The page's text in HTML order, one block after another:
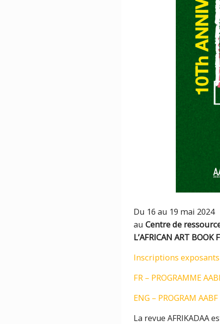
Du 16 au 19 mai 2024
au Centre de
L’AFRICAN ART
Inscriptions exposants
FR – PROGRAMME
ENG – PROGRAM
La revue AFRIKADAA